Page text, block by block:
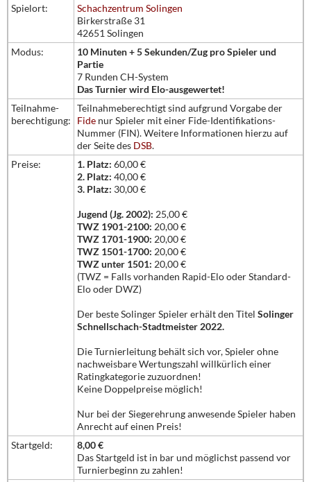
Spielort:
Schachzentrum Solingen
Birkerstraße 31
42651 Solingen
Modus:
10 Minuten + 5 Sekunden/Zug pro Spieler und
Partie
7 Runden CH-System
Das Turnier wird Elo-ausgewertet!
Teilnahme-
berechtigung:
Teilnahmeberechtigt sind aufgrund Vorgabe der
Fide nur Spieler mit einer Fide-Identifikations-
Nummer (FIN). Weitere Informationen hierzu auf
der Seite des DSB.
Preise:
1. Platz: 60,00 €
2. Platz: 40,00 €
3. Platz: 30,00 €
Jugend (Jg. 2002): 25,00 €
TWZ 1901-2100: 20,00 €
TWZ 1701-1900: 20,00 €
TWZ 1501-1700: 20,00 €
TWZ unter 1501: 20,00 €
(TWZ = Falls vorhanden Rapid-Elo oder Standard-
Elo oder DWZ)
Der beste Solinger Spieler erhält den Titel Solinger
Schnellschach-Stadtmeister 2022.
Die Turnierleitung behält sich vor, Spieler ohne
nachweisbare Wertungszahl willkürlich einer
Ratingkategorie zuzuordnen!
Keine Doppelpreise möglich!
Nur bei der Siegerehrung anwesende Spieler haben
Anrecht auf einen Preis!
Startgeld:
8,00 €
Das Startgeld ist in bar und möglichst passend vor
Turnierbeginn zu zahlen!